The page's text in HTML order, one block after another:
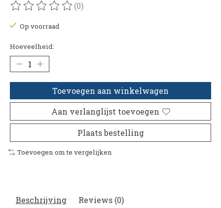
De beoordeling van dit product is
(0)
Op voorraad
Hoeveelheid:
Toevoegen aan winkelwagen
Aan verlanglijst toevoegen
Plaats bestelling
Toevoegen om te vergelijken
Beschrijving Reviews (0)